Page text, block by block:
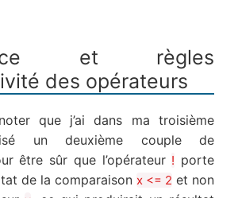
et règles
des opérateurs
que j’ai dans ma troisième
un deuxième couple de
être sûr que l’opérateur ! porte
de la comparaison x <= 2 et non